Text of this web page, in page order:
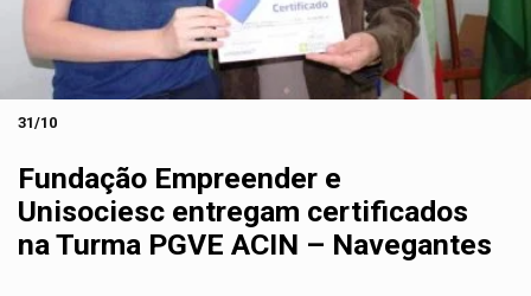
31/10
Fundação Empreender e
Unisociesc entregam certificados
na Turma PGVE ACIN – Navegantes